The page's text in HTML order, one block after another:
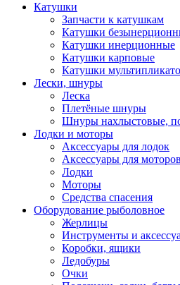
Катушки
Запчасти к катушкам
Катушки
Катушки инерционные
Катушки карповые
Катушки
Лески, шнуры
Леска
Плетёные шнуры
Шнуры нахлыстовые,
Лодки и моторы
Аксессуары для лодок
Аксессуары для моторов
Лодки
Моторы
Средства спасения
Оборудование рыболовное
Жерлицы
Инструменты и
Коробки, ящики
Ледобуры
Очки